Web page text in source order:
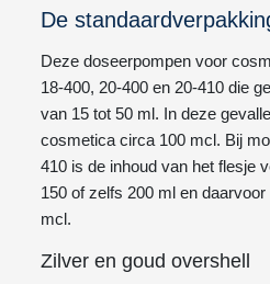
De
Deze doseerpompen voor
18-400, 20-400 en 20-410 die
van 15 tot 50 ml. In deze
cosmetica circa 100 mcl. Bij
410 is de inhoud van het flesje
150 of zelfs 200 ml en
mcl.
Zilver en goud overshell